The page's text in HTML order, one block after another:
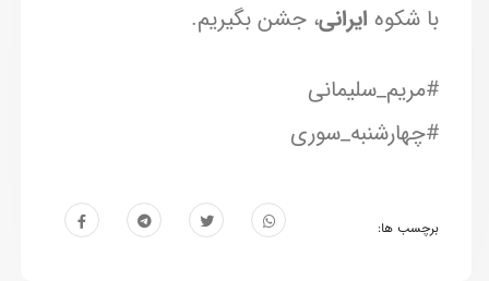
با شکوه ایرانی، جشن بگیریم.
#مریم_سلیمانی
#چهارشنبه_سوری
برچسب ها: